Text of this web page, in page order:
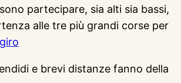
partecipare, sia alti sia bassi,
alle tre più grandi corse per
e brevi distanze fanno della